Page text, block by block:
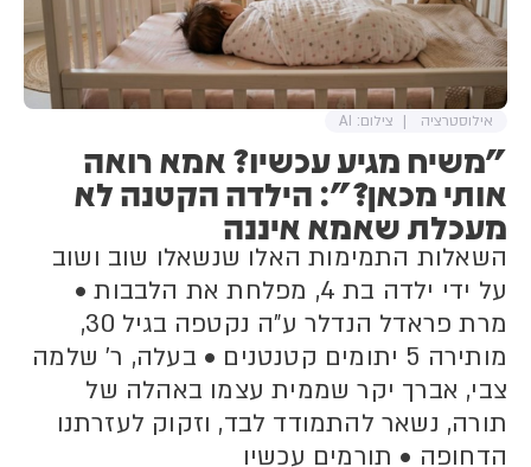
"משיח מגיע עכשיו? אמא רואה
אותי מכאן?": הילדה הקטנה לא
מעכלת שאמא איננה
השאלות התמימות האלו שנשאלו שוב ושוב
על ידי ילדה בת 4, מפלחת את הלבבות •
מרת פראדל הנדלר ע"ה נקטפה בגיל 30,
מותירה 5 יתומים קטנטנים • בעלה, ר' שלמה
צבי, אברך יקר שממית עצמו באהלה של
תורה, נשאר להתמודד לבד, וזקוק לעזרתנו
הדחופה • תורמים עכשיו
אילוסטרציה צילום: AI